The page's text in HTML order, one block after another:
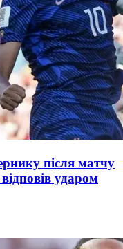
після матчу
ударом